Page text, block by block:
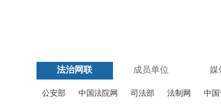
法治网联 成员单位 媒
公安部 中国法院网 司法部 法制网 中